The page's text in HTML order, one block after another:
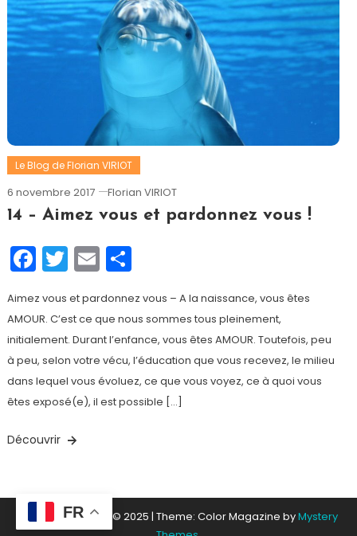
Le Blog de Florian VIRIOT
6 novembre 2017 Florian VIRIOT
14 – Aimez vous et pardonnez vous !
Facebook
Twitter
EmailPartager
Aimez vous et pardonnez vous – A la naissance, vous êtes
AMOUR. C’est ce que nous sommes tous pleinement,
initialement. Durant l’enfance, vous êtes AMOUR. Toutefois, peu
à peu, selon votre vécu, l’éducation que vous recevez, le milieu
dans lequel vous évoluez, ce que vous voyez, ce à quoi vous
êtes exposé(e), il est possible […]
Découvrir
Florian-viriot.com © 2025 | Theme: Color Magazine byMystery
FR